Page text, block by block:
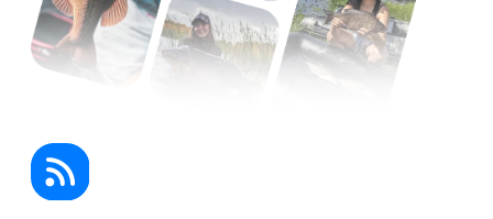
За приложението
Business